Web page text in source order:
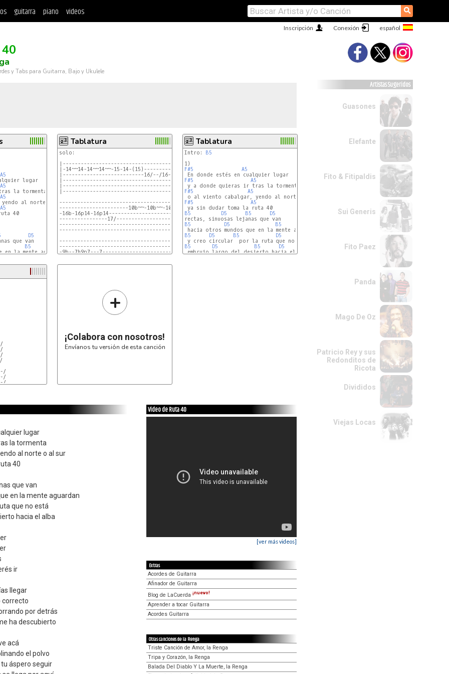
guitarra piano videos ⚲
Conexión
Inscripción
y Tabs para Guitarra, Bajo y Ukulele
A5
A5
A5
A5
40
D5
B5
Tablatura
solo:
|--------------------------------------------------------------
|-14~~14-14~~14~~-15-14-(15)---------14h15p14h15p14h15p14------
|---------------------------16/--/16-----------------------16b-
|--------------------------------------------------------------
|--------------------------------------------------------------
|--------------------------------------------------------------
-----------------------------------------------------------
-----------------------10b~~-10b~~-10b~~-7h10p7------------
-16b-16p14-16p14--------------------------------9-9p7------
----------------17/-----------------------------------9----
-----------------------------------------------------------
-----------------------------------------------------------
------------------------------------------|
------------------------------------------|
-9b--7h9p7---7----------------------------|
--------------------------------9-7-9-10--|
Tablatura
Intro: B5
F#5
A5
F#5
A5
F#5
A5
F#5
A5
B5
D5 B5
D5
B5
D5 B5
B5
D5 B5
D5
B5
D5 B5
D5
embrujo largo del desierto hacia el alba
5-5---------/
2-2-2-/
LA BASE
Y DESPUES VA EL ESTRIBILLO
5-4-2-|-7--9-10-12-10-10|-2p0-0-2/5-5-4-2-0-/
+
¡Colabora con nosotros!
Envíanos tu versión de esta canción
lugar
la tormenta
al norte o al sur
40
que van
en la mente aguardan
que no está
hacia el alba
ir
llegar
correcto
por detrás
ha descubierto
acá
el polvo
áspero seguir
Video de Ruta 40
[ver más videos]
Extras
Acordes de Guitarra
Afinador de Guitarra
Blog de LaCuerda ¡nuevo!
Aprender a tocar Guitarra
Acordes Guitarra
Otras canciones de la Renga
Triste Canción de Amor, la Renga
Tripa y Corazón, la Renga
Balada Del Diablo Y La Muerte, la Renga
Artistas Sugeridos
Guasones
Elefante
Fito & Fitipaldis
Sui Generis
Fito Paez
Panda
Mago De Oz
Patricio Rey y sus
Redonditos de
Ricota
Divididos
Viejas Locas